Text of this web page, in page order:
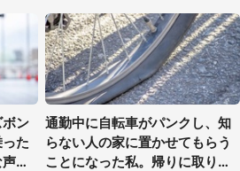
ン
た
で
通勤中に自転車がパンクし、知
らない人の家に置かせてもらう
ことになった私。帰りに取りに